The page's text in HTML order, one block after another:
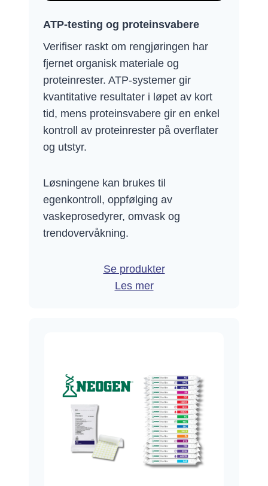
ATP-testing og proteinsvabere
Verifiser raskt om rengjøringen har
fjernet organisk materiale og
proteinrester. ATP-systemer gir
kvantitative resultater i løpet av kort
tid, mens proteinsvabere gir en enkel
kontroll av proteinrester på overflater
og utstyr.
Løsningene kan brukes til
egenkontroll, oppfølging av
vaskeprosedyrer, omvask og
trendovervåkning.
Se produkter
Les mer